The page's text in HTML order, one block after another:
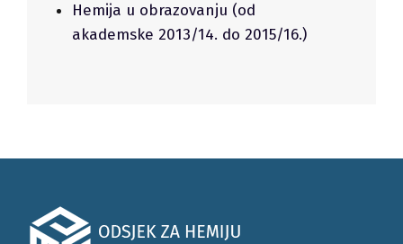
Hemija u obrazovanju (od
akademske 2013/14. do 2015/16.)